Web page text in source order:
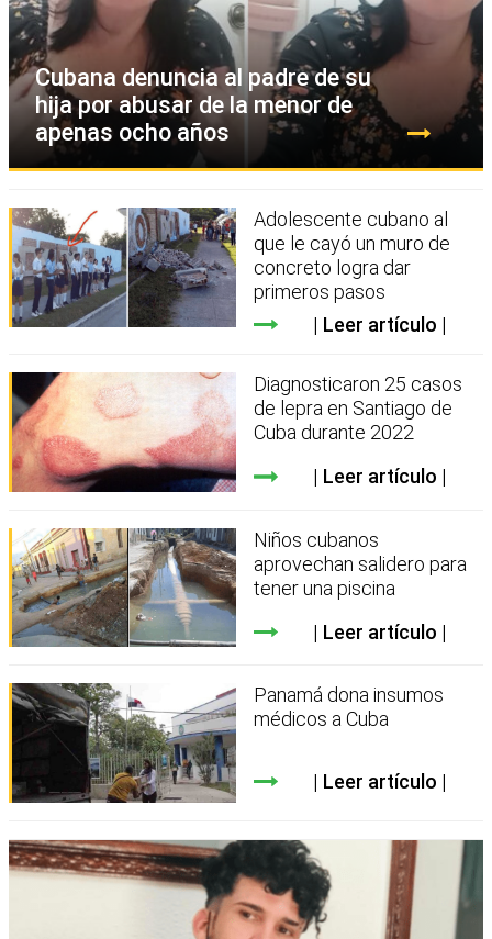
Cubana denuncia al padre de su
hija por abusar de la menor de
apenas ocho años
Adolescente cubano al
que le cayó un muro de
concreto logra dar
primeros pasos
Leer artículo
Diagnosticaron 25 casos
de lepra en Santiago de
Cuba durante 2022
Leer artículo
Niños cubanos
aprovechan salidero para
tener una piscina
Leer artículo
Panamá dona insumos
médicos a Cuba
Leer artículo